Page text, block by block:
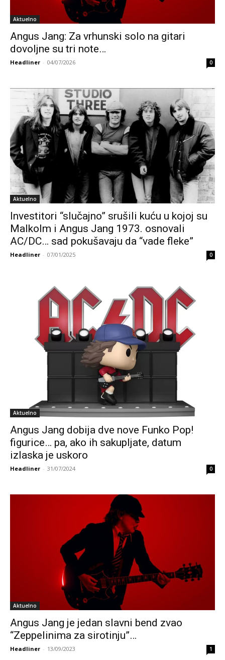
Aktuelno
Angus Jang: Za vrhunski solo na gitari
dovoljne su tri note…
Headliner - 04/07/2026 0
Aktuelno
Investitori “slučajno” srušili kuću u kojoj su
Malkolm i Angus Jang 1973. osnovali
AC/DC… sad pokušavaju da “vade fleke”
Headliner - 07/01/2025 0
Aktuelno
Angus Jang dobija dve nove Funko Pop!
figurice… pa, ako ih sakupljate, datum
izlaska je uskoro
Headliner - 31/07/2024 0
Aktuelno
Angus Jang je jedan slavni bend zvao
“Zeppelinima za sirotinju”…
Headliner - 13/09/2023 1